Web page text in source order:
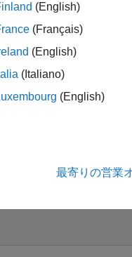
(English)
(Français)
(English)
(Italiano)
(English)
最寄りの営業